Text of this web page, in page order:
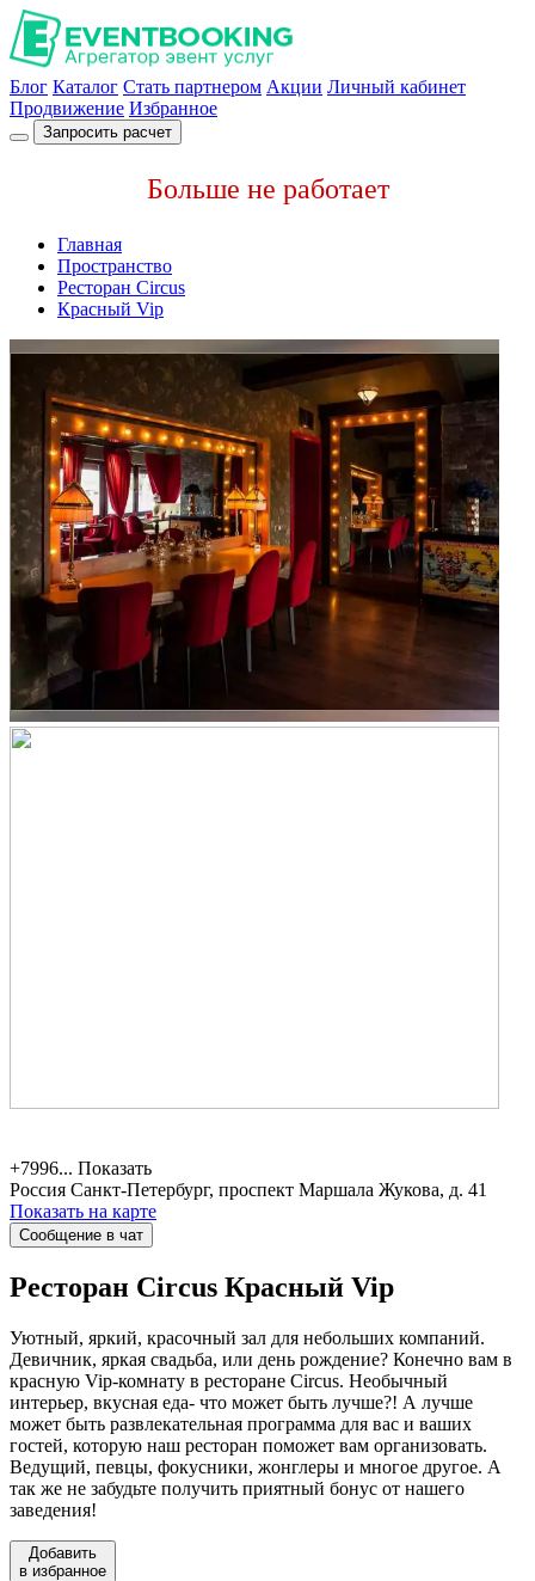
Блог Каталог Стать партнером Акции Личный кабинет
Продвижение Избранное
Запросить расчет
Больше не работает
Главная
Пространство
Ресторан Circus
Красный Vip
+7996... Показать
Россия Санкт-Петербург, проспект Маршала Жукова, д. 41
Показать на карте
Сообщение в чат
Ресторан Circus Красный Vip
Уютный, яркий, красочный зал для небольших компаний.
Девичник, яркая свадьба, или день рождение? Конечно вам в
красную Vip-комнату в ресторане Circus. Необычный
интерьер, вкусная еда- что может быть лучше?! А лучше
может быть развлекательная программа для вас и ваших
гостей, которую наш ресторан поможет вам организовать.
Ведущий, певцы, фокусники, жонглеры и многое другое. А
так же не забудьте получить приятный бонус от нашего
заведения!
Добавить
в избранное